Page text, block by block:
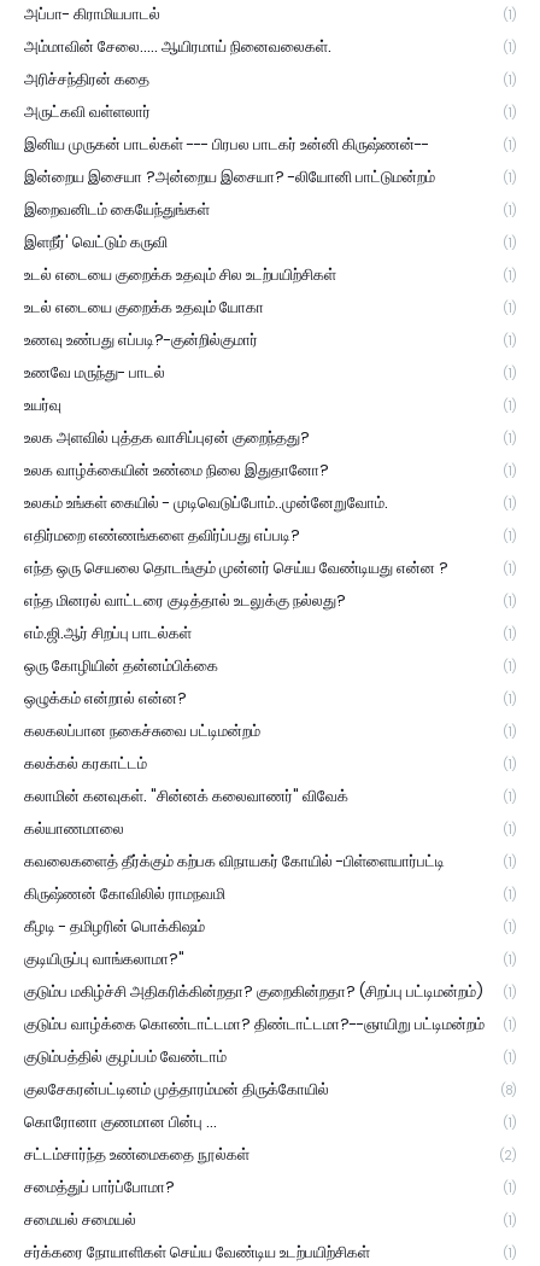
அப்பா- கிராமியபாடல் (1)
அம்மாவின் சேலை..... ஆயிரமாய் நினைவலைகள். (1)
அரிச்சந்திரன் கதை (1)
அருட்கவி வள்ளலார் (1)
இனிய முருகன் பாடல்கள் --- பிரபல பாடகர் உன்னி கிருஷ்ணன்-- (1)
இன்றைய இசையா ?அன்றைய இசையா? -லியோனி பாட்டுமன்றம் (1)
இறைவனிடம் கையேந்துங்கள் (1)
இளநீர்' வெட்டும் கருவி (1)
உடல் எடையை குறைக்க உதவும் சில உடற்பயிற்சிகள் (1)
உடல் எடையை குறைக்க உதவும் யோகா (1)
உணவு உண்பது எப்படி?-குன்றில்குமார் (1)
உணவே மருந்து- பாடல் (1)
உயர்வு (1)
உலக அளவில் புத்தக வாசிப்புஏன் குறைந்தது? (1)
உலக வாழ்க்கையின் உண்மை நிலை இதுதானோ? (1)
உலகம் உங்கள் கையில் - முடிவெடுப்போம்..முன்னேறுவோம். (1)
எதிர்மறை எண்ணங்களை தவிர்ப்பது எப்படி? (1)
எந்த ஒரு செயலை தொடங்கும் முன்னர் செய்ய வேண்டியது என்ன ? (1)
எந்த மினரல் வாட்டரை குடித்தால் உடலுக்கு நல்லது? (1)
எம்.ஜி.ஆர் சிறப்பு பாடல்கள் (1)
ஒரு கோழியின் தன்னம்பிக்கை (1)
ஒழுக்கம் என்றால் என்ன? (1)
கலகலப்பான நகைச்சுவை பட்டிமன்றம் (1)
கலக்கல் கரகாட்டம் (1)
கலாமின் கனவுகள். "சின்னக் கலைவாணர்" விவேக் (1)
கல்யாணமாலை (1)
கவலைகளைத் தீர்க்கும் கற்பக விநாயகர் கோயில் -பிள்ளையார்பட்டி (1)
கிருஷ்ணன் கோவிலில் ராமநவமி (1)
கீழடி - தமிழரின் பொக்கிஷம் (1)
குடியிருப்பு வாங்கலாமா?" (1)
குடும்ப மகிழ்ச்சி அதிகரிக்கின்றதா? குறைகின்றதா? (சிறப்பு பட்டிமன்றம்) (1)
குடும்ப வாழ்க்கை கொண்டாட்டமா? திண்டாட்டமா?--ஞாயிறு பட்டிமன்றம் (1)
குடும்பத்தில் குழப்பம் வேண்டாம் (1)
குலசேகரன்பட்டினம் முத்தாரம்மன் திருக்கோயில் (8)
கொரோனா குணமான பின்பு ... (1)
சட்டம்சார்ந்த உண்மைகதை நூல்கள் (2)
சமைத்துப் பார்ப்போமா? (1)
சமையல் சமையல் (1)
சர்க்கரை நோயாளிகள் செய்ய வேண்டிய உடற்பயிற்சிகள் (1)